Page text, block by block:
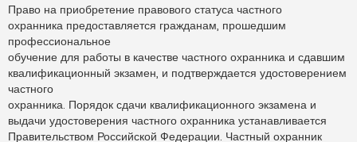
Право на приобретение правового статуса частного
охранника предоставляется гражданам, прошедшим
профессиональное
обучение для работы в качестве частного охранника и сдавшим
квалификационный экзамен, и подтверждается удостоверением
частного
охранника. Порядок сдачи квалификационного экзамена и
выдачи удостоверения частного охранника устанавливается
Правительством Российской Федерации. Частный охранник